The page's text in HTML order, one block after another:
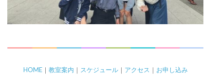
HOME｜ 教室案内 ｜ スケジュール｜ アクセス ｜ お申し込み